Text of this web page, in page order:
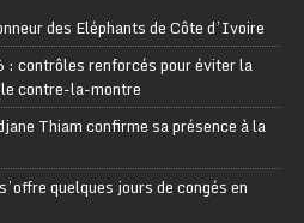
des Eléphants de Côte d’Ivoire
: contrôles renforcés pour éviter la
contre-la-montre
Thiam confirme sa présence à la
quelques jours de congés en